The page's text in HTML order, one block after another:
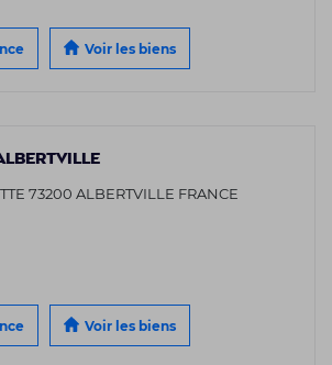
Voir les biens
73200 ALBERTVILLE FRANCE
Voir les biens